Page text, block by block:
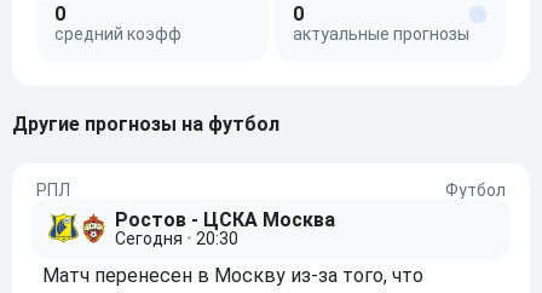
0
средний коэфф
0
актуальные прогнозы
другие прогнозы на футбол
РПЛ Футбол
Ростов - ЦСКА Москва
Сегодня • 20:30
Матч перенесен в Москву из-за того, что